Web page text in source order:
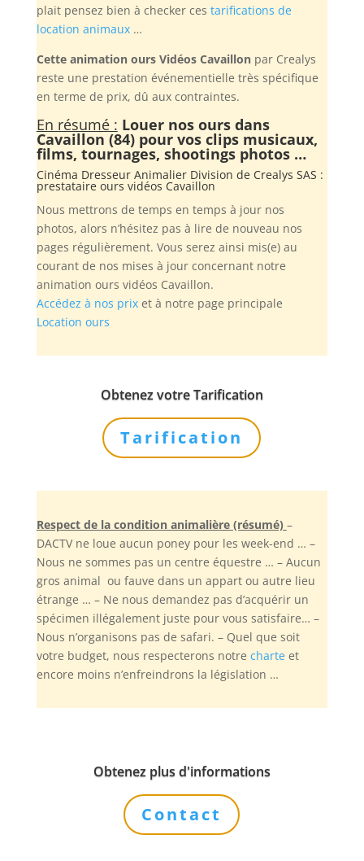
plait pensez bien à checker ces tarifications de
location animaux…
Cette animation ours Vidéos Cavaillonpar Crealys
reste une prestation événementielle très spécifique
en terme de prix, dû aux contraintes.
En résumé : Louer nos ours dans
Cavaillon (84) pour vos clips musicaux,
films, tournages, shootings photos …
Cinéma Dresseur Animalier Division de Crealys SAS :
prestataire ours vidéos Cavaillon
Nous mettrons de temps en temps à jour nos
photos, alors n’hésitez pas à lire de nouveau nos
pages régulièrement. Vous serez ainsi mis(e) au
courant de nos mises à jour concernant notre
animation ours vidéos Cavaillon.
Accédez à nos prixet à notre page principale
Location ours
Obtenez votre Tarification
Tarification
Respect de la condition animalière (résumé) –
DACTV ne loue aucun poney pour les week-end … –
Nous ne sommes pas un centre équestre … – Aucun
gros animal ou fauve dans un appart ou autre lieu
étrange … – Ne nous demandez pas d’acquérir un
spécimen illégalement juste pour vous satisfaire… –
Nous n’organisons pas de safari. – Quel que soit
votre budget, nous respecterons notre charteet
encore moins n’enfreindrons la législation …
Obtenez plus d'informations
Contact